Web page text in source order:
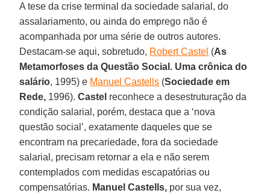
A tese da crise terminal da sociedade salarial, do
assalariamento, ou ainda do emprego não é
acompanhada por uma série de outros autores.
Destacam-se aqui, sobretudo, Robert Castel (As
Metamorfoses da Questão Social. Uma crônica do
salário, 1995) e Manuel Castells (Sociedade em
Rede, 1996).Castel reconhece a desestruturação da
condição salarial, porém, destaca que a ‘nova
questão social’, exatamente daqueles que se
encontram na precariedade, fora da sociedade
salarial, precisam retornar a ela e não serem
contemplados com medidas escapatórias ou
compensatórias. Manuel Castells, por sua vez,